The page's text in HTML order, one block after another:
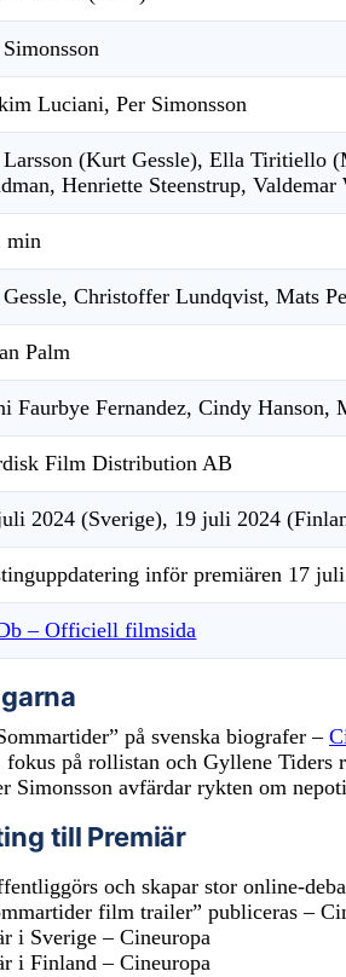
Luciani, Per Simonsson
Larsson (Kurt Gessle), Ella Tiritiello
Henriette Steenstrup,
min
Gessle, Christoffer Lundqvist, Mats
Palm
Faurbye Fernandez, Cindy Hanson,
Film Distribution AB
2024 (Sverige), 19 juli 2024
inför premiären 17
– Officiell filmsida
på svenska biografer –
på rollistan och Gyllene Tiders
Simonsson avfärdar rykten om
till Premiär
och skapar stor online-
film trailer” publiceras –
i Sverige – Cineuropa
i Finland – Cineuropa